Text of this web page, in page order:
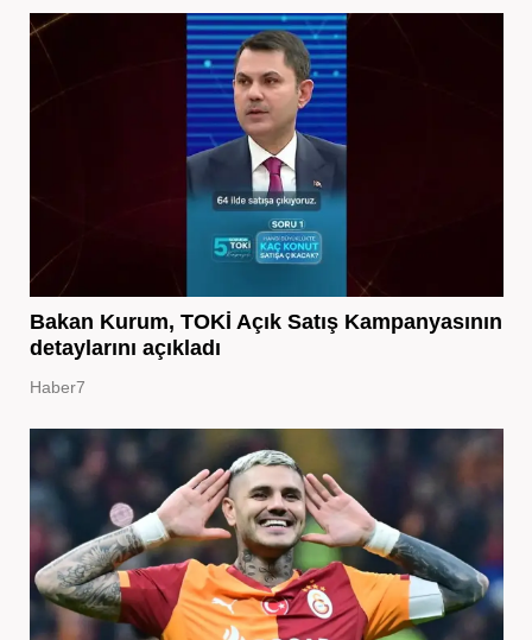
Bakan Kurum, TOKİ Açık Satış Kampanyasının
detaylarını açıkladı
Haber7